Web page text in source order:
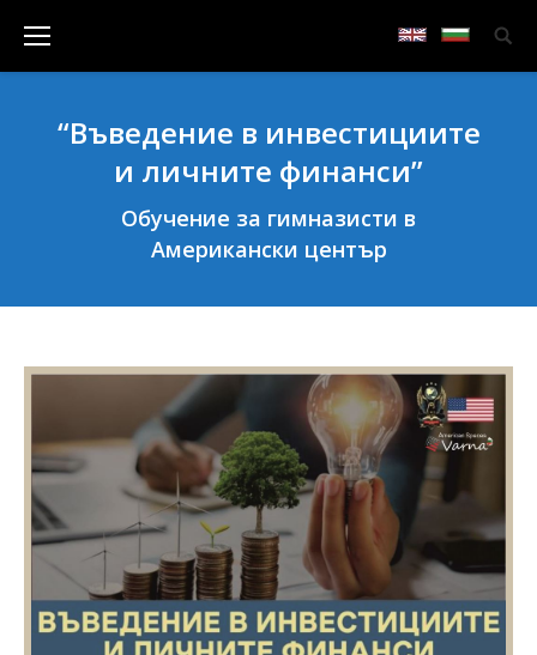
“Въведение в инвестициите
и личните финанси”
Обучение за гимназисти в
Американски център